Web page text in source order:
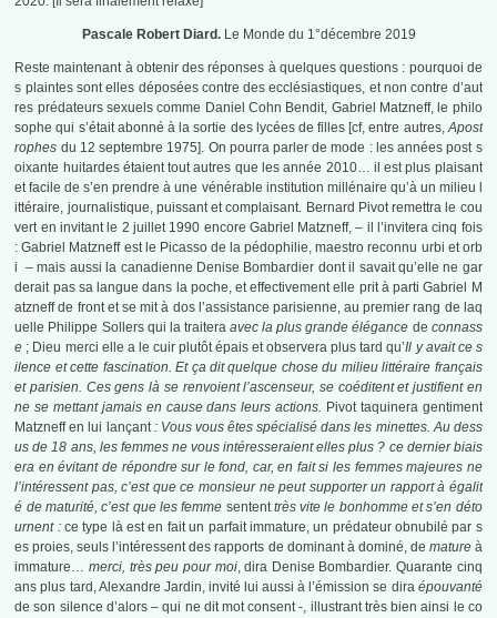
Pascale Robert Diard.Le Monde du 1°décembre 2019
Reste maintenant à obtenir des réponses à quelques questions : pourquoi de
s plaintes sont elles déposées contre des ecclésiastiques, et non contre d’aut
res prédateurs sexuels comme Daniel Cohn Bendit, Gabriel Matzneff, le philo
sophe qui s’était abonné à la sortie des lycées de filles [cf, entre autres,Apost
rophes du 12 septembre 1975]. On pourra parler de mode : les années post s
oixante huitardes étaient tout autres que les année 2010… il est plus plaisant
et facile de s’en prendre à une vénérable institution millénaire qu’à un milieu l
ittéraire, journalistique, puissant et complaisant. Bernard Pivot remettra le cou
vert en invitant le 2 juillet 1990 encore Gabriel Matzneff, – il l’invitera cinq fois
: Gabriel Matzneff est le Picasso de la pédophilie, maestro reconnu urbi et orb
i – mais aussi la canadienne Denise Bombardier dont il savait qu’elle ne gar
derait pas sa langue dans la poche, et effectivement elle prit à parti Gabriel M
atzneff de front et se mit à dos l’assistance parisienne, au premier rang de laq
uelle Philippe Sollers qui la traitera avec la plus grande élégance de connass
e ; Dieu merci elle a le cuir plutôt épais et observera plus tard qu’Il y avait ce s
ilence et cette fascination. Et ça dit quelque chose du milieu littéraire français
et parisien. Ces gens là se renvoient l’ascenseur, se coéditent et justifient en
ne se mettant jamais en cause dans leurs actions. Pivot taquinera gentiment
Matzneff en lui lançant: Vous vous êtes spécialisé dans les minettes. Au dess
us de 18 ans, les femmes ne vous intéresseraient elles plus ? ce dernier biais
era en évitant de répondre sur le fond, car, en fait si les femmes majeures ne
l’intéressent pas, c’est que ce monsieur ne peut supporter un rapport à égalit
é de maturité, c’est que les femme sententtrès vite le bonhomme et s’en déto
urnent : ce type là est en fait un parfait immature, un prédateur obnubilé par s
es proies, seuls l’intéressent des rapports de dominant à dominé, de matureà
immature… merci, très peu pour moi, dira Denise Bombardier. Quarante cinq
ans plus tard, Alexandre Jardin, invité lui aussi à l’émission se dira épouvanté
de son silence d’alors – qui ne dit mot consent -, illustrant très bien ainsi le co